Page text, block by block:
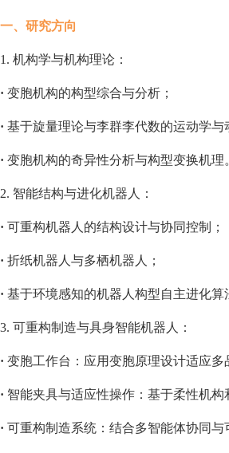
一、研究方向
1. 机构学与机构理论：
· 变胞机构的构型综合与分析；
· 基于旋量理论与李群李代数的运动学与
· 变胞机构的奇异性分析与构型变换机理
2. 智能结构与进化机器人：
· 可重构机器人的结构设计与协同控制；
· 折纸机器人与多栖机器人；
· 基于环境感知的机器人构型自主进化算
3. 可重构制造与具身智能机器人：
· 变胞工作台：应用变胞原理设计适应多
· 智能夹具与适应性操作：基于柔性机构
· 可重构制造系统：结合多智能体协同与